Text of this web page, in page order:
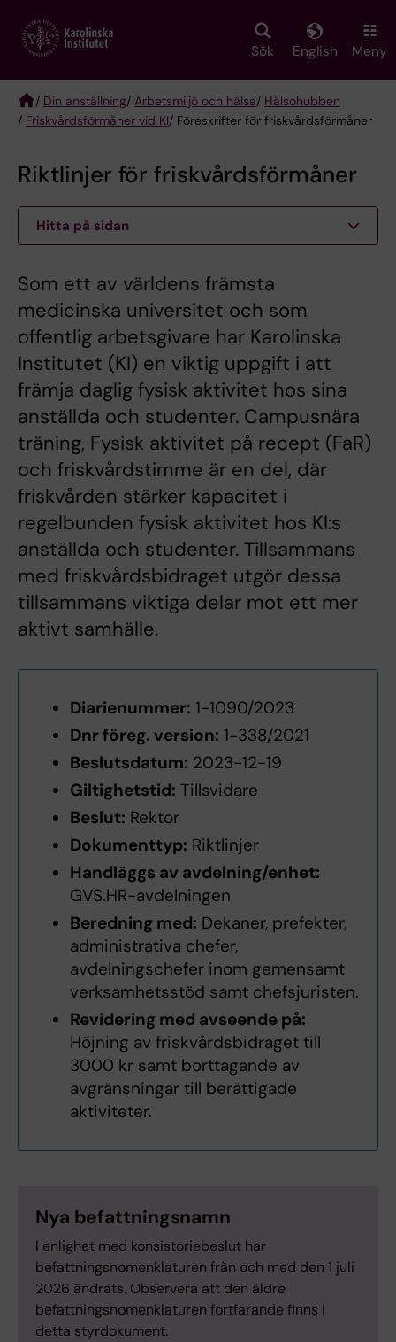
main
Sök English Meny
Breadcrumb
/ Din anställning/ Arbetsmiljö och hälsa/ Hälsohubben
/ Friskvårdsförmåner vid KI/ Föreskrifter för friskvårdsförmåner
Riktlinjer för friskvårdsförmåner
Hitta på sidan
Som ett av världens främsta
medicinska universitet och som
offentlig arbetsgivare har Karolinska
Institutet (KI) en viktig uppgift i att
främja daglig fysisk aktivitet hos sina
anställda och studenter. Campusnära
träning, Fysisk aktivitet på recept (FaR)
och friskvårdstimme är en del, där
friskvården stärker kapacitet i
regelbunden fysisk aktivitet hos KI:s
anställda och studenter. Tillsammans
med friskvårdsbidraget utgör dessa
tillsammans viktiga delar mot ett mer
aktivt samhälle.
Diarienummer: 1-1090/2023
Dnr föreg. version: 1-338/2021
Beslutsdatum: 2023-12-19
Giltighetstid: Tillsvidare
Beslut: Rektor
Dokumenttyp: Riktlinjer
Handläggs av avdelning/enhet:
GVS.HR-avdelningen
Beredning med: Dekaner, prefekter,
administrativa chefer,
avdelningschefer inom gemensamt
verksamhetsstöd samt chefsjuristen.
Revidering med avseende på:
Höjning av friskvårdsbidraget till
3000 kr samt borttagande av
avgränsningar till berättigade
aktiviteter.
Nya befattningsnamn
I enlighet med konsistoriebeslut har
befattningsnomenklaturen från och med den 1 juli
2026 ändrats. Observera att den äldre
befattningsnomenklaturen fortfarande finns i
detta styrdokument.